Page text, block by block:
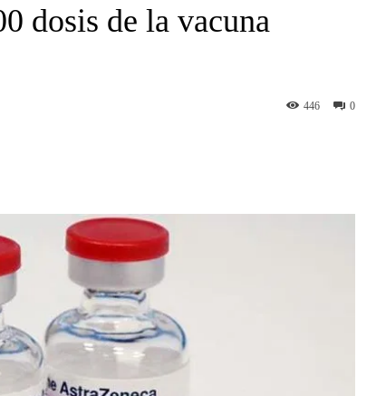
dosis de la vacuna
0
446